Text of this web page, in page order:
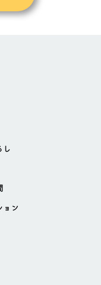
し
ョン